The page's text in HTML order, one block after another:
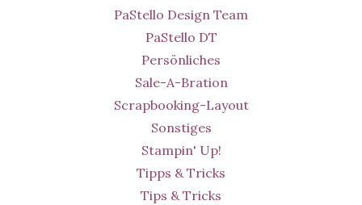
PaStello Design Team
PaStello DT
Persönliches
Sale-A-Bration
Scrapbooking-Layout
Sonstiges
Stampin' Up!
Tipps & Tricks
Tips & Tricks